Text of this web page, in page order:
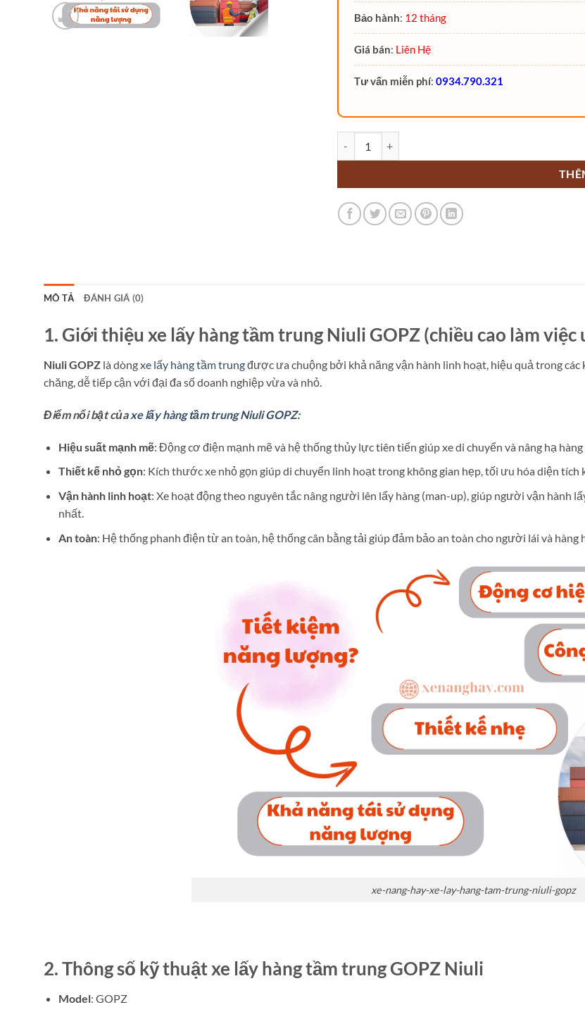
Bảo hành: 12 tháng
Giá bán: Liên Hệ
Tư vấn miễn phí: 0934.790.321
MÔ TẢ ĐÁNH GIÁ (0)
1. Giới thiệu xe lấy hàng tầm trung Niuli GOPZ (chiều cao làm việc
Niuli GOPZ là dòngxe lấy hàng tầm trungđược ưa chuộng bởi khả năng vận hành linh hoạt, hiệu quả trong các
chăng, dễ tiếp cận với đại đa số doanh nghiệp vừa và nhỏ.
Điểm nổi bật củaxe lấy hàng tầm trung Niuli GOPZ:
Hiệu suất mạnh mẽ: Động cơ điện mạnh mẽ và hệ thống thủy lực tiên tiến giúp xe di chuyển và nâng hạ hàng
Thiết kế nhỏ gọn: Kích thước xe nhỏ gọn giúp di chuyển linh hoạt trong không gian hẹp, tối ưu hóa diện tích
Vận hành linh hoạt: Xe hoạt động theo nguyên tắc nâng người lên lấy hàng (man-up), giúp người vận hành
nhất.
An toàn: Hệ thống phanh điện từ an toàn, hệ thống cân bằng tải giúp đảm bảo an toàn cho người lái và hàng
xe-nang-hay-xe-lay-hang-tam-trung-niuli-gopz
2. Thông số kỹ thuật xe lấy hàng tầm trung GOPZ Niuli
Model: GOPZ